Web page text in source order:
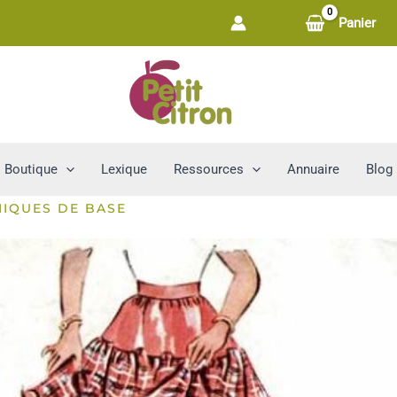
Panier
Boutique Lexique Ressources Annuaire Blog
DE BASE